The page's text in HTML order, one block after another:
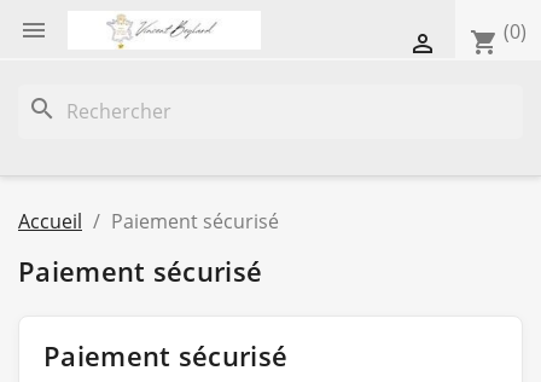
 shopping_cart (0)

search
Accueil Paiement sécurisé
Paiement sécurisé
Paiement sécurisé